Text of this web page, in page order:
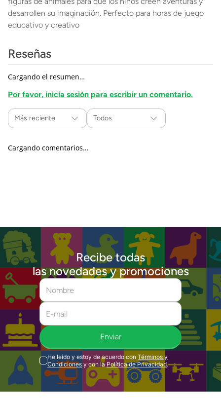
desarrollen su imaginación. Perfecto para horas de juego
educativo y creativo
Reseñas
Cargando el resumen…
Por favor, inicia sesión para escribir un comentario.
Más reciente Todos
Cargando comentarios…
Recibe todas
las novedades y promociones
Enviar
He leído y estoy de acuerdo con Términos y
Condiciones y con la Política de Privacidad.